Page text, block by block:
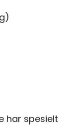
har spesielt